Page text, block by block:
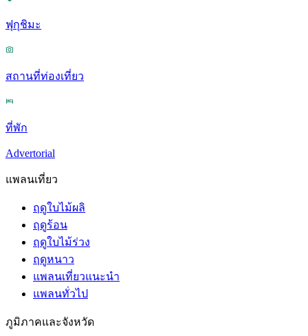
ฟุกุชิมะ
สถานที่ท่องเที่ยว
ที่พัก
Advertorial
แพลนเที่ยว
ฤดูใบไม้ผลิ
ฤดูร้อน
ฤดูใบไม้ร่วง
ฤดูหนาว
แพลนเที่ยวแนะนำ
แพลนทั่วไป
ภูมิภาคและจังหวัด